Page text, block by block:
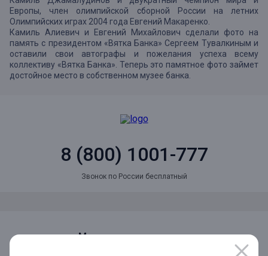
Европы, член олимпийской сборной России на летних
Олимпийских играх 2004 года Евгений Макаренко.
Камиль Алиевич и Евгений Михайлович сделали фото на
память с президентом «Вятка Банка» Сергеем Тувалкиным и
оставили свои автографы и пожелания успеха всему
коллективу «Вятка Банка». Теперь это памятное фото займет
достойное место в собственном музее банка.
8 (800) 1001-777
Звонок по России бесплатный
Мы в социальных сетях